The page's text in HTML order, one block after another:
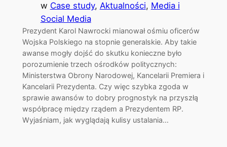
w Case study, Aktualności, Media i
Social Media
Prezydent Karol Nawrocki mianował ośmiu oficerów
Wojska Polskiego na stopnie generalskie. Aby takie
awanse mogły dojść do skutku konieczne było
porozumienie trzech ośrodków politycznych:
Ministerstwa Obrony Narodowej, Kancelarii Premiera i
Kancelarii Prezydenta. Czy więc szybka zgoda w
sprawie awansów to dobry prognostyk na przyszłą
współpracę między rządem a Prezydentem RP.
Wyjaśniam, jak wyglądają kulisy ustalania…